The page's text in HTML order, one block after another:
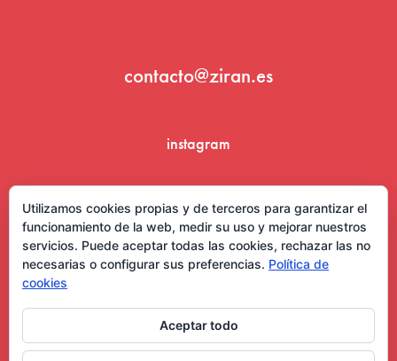
contacto@ziran.es
instagram
Utilizamos cookies propias y de terceros para garantizar el
funcionamiento de la web, medir su uso y mejorar nuestros
servicios. Puede aceptar todas las cookies, rechazar las no
necesarias o configurar sus preferencias. Política de
cookies
Aceptar todo